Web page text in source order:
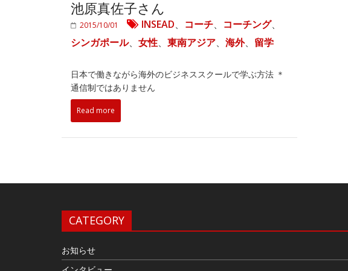
池原真佐子さん
2015/10/01 INSEAD、 コーチ、 コーチング、
シンガポール、 女性、 東南アジア、 海外、 留学
日本で働きながら海外のビジネススクールで学ぶ方法 ＊
通信制ではありません
Read more
CATEGORY
お知らせ